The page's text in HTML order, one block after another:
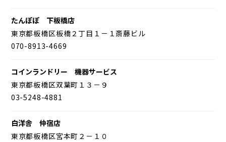
たんぽぽ 下板橋店
東京都板橋区板橋２丁目１－１斎藤ビル
070-8913-4669
コインランドリー 機器サービス
東京都板橋区双葉町１３－９
03-5248-4881
白洋舎 仲宿店
東京都板橋区宮本町２－１０